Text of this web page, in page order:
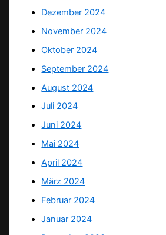
Dezember 2024
November 2024
Oktober 2024
September 2024
August 2024
Juli 2024
Juni 2024
Mai 2024
April 2024
März 2024
Februar 2024
Januar 2024